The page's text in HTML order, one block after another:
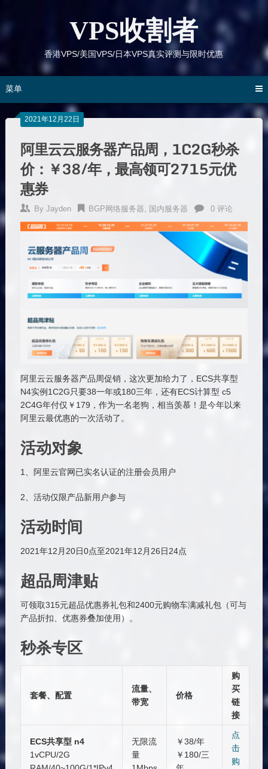
VPS收割者
香港VPS/美国VPS/日本VPS真实评测与限时优惠
菜单
2021年12月22日
阿里云云服务器产品周，1C2G秒杀
价：￥38/年，最高领可2715元优
惠券
By Jayden BGP网络服务器, 国内服务器 0 评论
阿里云云服务器产品周促销，这次更加给力了，ECS共享型
N4实例1C2G只要38一年或180三年，还有ECS计算型 c5
2C4G年付仅￥179，作为一名老狗，相当羡慕！是今年以来
阿里云最优惠的一次活动了。
活动对象
1、阿里云官网已实名认证的注册会员用户
2、活动仅限产品新用户参与
活动时间
2021年12月20日0点至2021年12月26日24点
超品周津贴
可领取315元超品优惠券礼包和2400元购物车满减礼包（可与
产品折扣、优惠券叠加使用）。
秒杀专区
套餐、配置
流量、
带宽
价格
购
买
链
接
ECS共享型 n4
1vCPU/2G
无限流
量
￥38/年
￥180/三
点
击
购